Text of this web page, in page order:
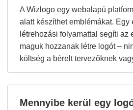
A Wizlogo egy webalapú
alatt készíthet emblémákat. Egy
létrehozási folyamattal segíti az
maguk hozzanak létre logót –
költség a bérelt tervezőknek
Mennyibe kerül egy